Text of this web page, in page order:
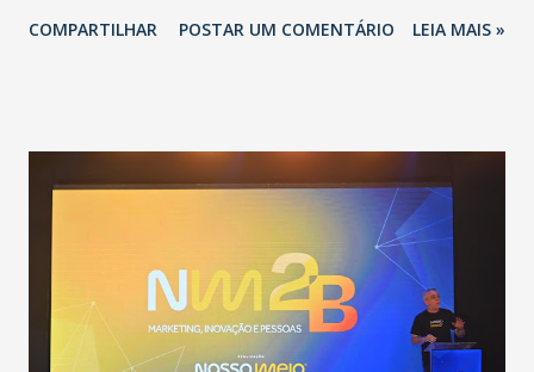
adotadas pelo Governo do Estado na contenção da
população suspeita e de cuidados com os ambientes
públicos e domiciliares. “Nós não estamos vivendo uma
epidemia comum, como temos em todos os anos, com
aumento de casos de dengue, influenza ou H1N1. Trata-se
de uma epidemia com um vírus diferente, com um poder de
contaminação maior que outros coronavírus”, apontou o
COMPARTILHAR POSTAR UM COMENTÁRIO LEIA MAIS »